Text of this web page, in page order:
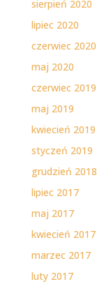
sierpień 2020
lipiec 2020
czerwiec 2020
maj 2020
czerwiec 2019
maj 2019
kwiecień 2019
styczeń 2019
grudzień 2018
lipiec 2017
maj 2017
kwiecień 2017
marzec 2017
luty 2017